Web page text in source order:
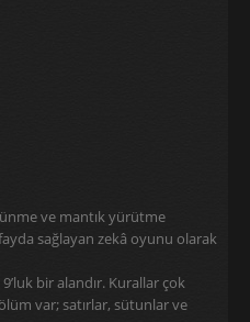
ve mantık yürütme
sağlayan zekâ oyunu olarak
bir alandır. Kurallar çok
var; satırlar, sütunlar ve